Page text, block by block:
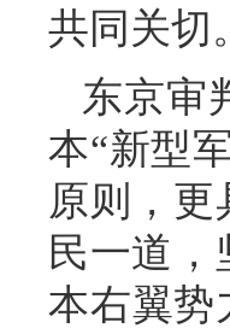
共同关切。
东京审
本“新型
原则，
民一道
本右翼势